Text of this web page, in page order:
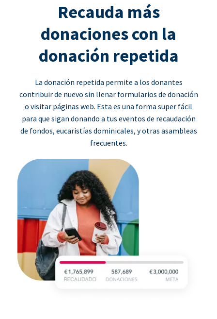
Recauda más
donaciones con la
donación repetida
La donación repetida permite a los donantes
contribuir de nuevo sin llenar formularios de donación
o visitar páginas web. Esta es una forma super fácil
para que sigan donando a tus eventos de recaudación
de fondos, eucaristías dominicales, y otras asambleas
frecuentes.